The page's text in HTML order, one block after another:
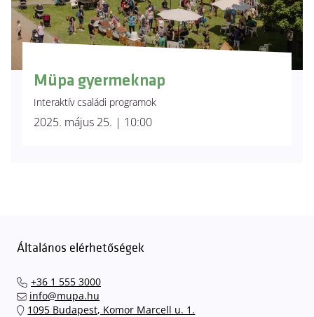
Müpa gyermeknap
Interaktív családi programok
2025. május 25. | 10:00
Általános elérhetőségek
+36 1 555 3000
info@mupa.hu
1095 Budapest, Komor Marcell u. 1.